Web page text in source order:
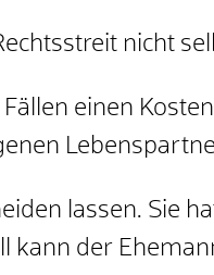
nicht
einen
lassen. Sie
kann der